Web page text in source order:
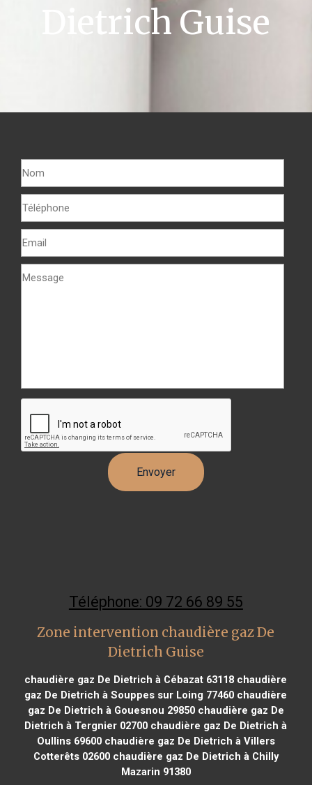
Dietrich Guise
Téléphone: 09 72 66 89 55
Zone intervention chaudière gaz De
Dietrich Guise
chaudière gaz De Dietrich à Cébazat 63118 chaudière
gaz De Dietrich à Souppes sur Loing 77460 chaudière
gaz De Dietrich à Gouesnou 29850chaudière gaz De
Dietrich à Tergnier 02700 chaudière gaz De Dietrich à
Oullins 69600chaudière gaz De Dietrich à Villers
Cotterêts 02600chaudière gaz De Dietrich à Chilly
Mazarin 91380